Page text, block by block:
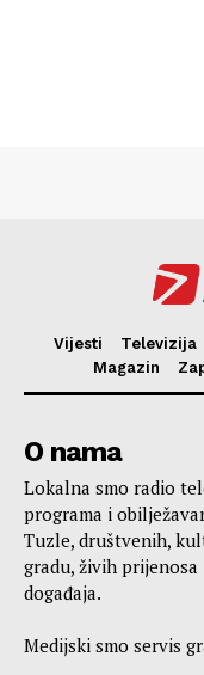
Vijesti Televizija
Magazin
O nama
Lokalna smo radio
programa i
Tuzle, društvenih,
gradu, živih
događaja.
Medijski smo servis